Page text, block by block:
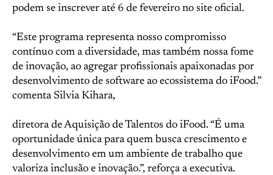
podem se inscrever até 6 de fevereiro no site oficial.
“Este programa representa nosso compromisso
contínuo com a diversidade, mas também nossa fome
de inovação, ao agregar profissionais apaixonadas por
desenvolvimento de software ao ecossistema do iFood.”
comenta Silvia Kihara,
diretora de Aquisição de Talentos do iFood. “É uma
oportunidade única para quem busca crescimento e
desenvolvimento em um ambiente de trabalho que
valoriza inclusão e inovação.”, reforça a executiva.